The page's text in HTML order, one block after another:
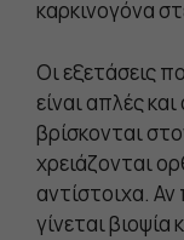
καρκινογόνα
Οι εξετάσεις
είναι απλές
βρίσκονται
χρειάζονται
αντίστοιχα.
γίνεται βιοψία